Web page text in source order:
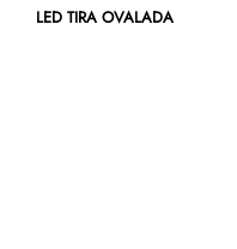
LED TIRA OVALADA